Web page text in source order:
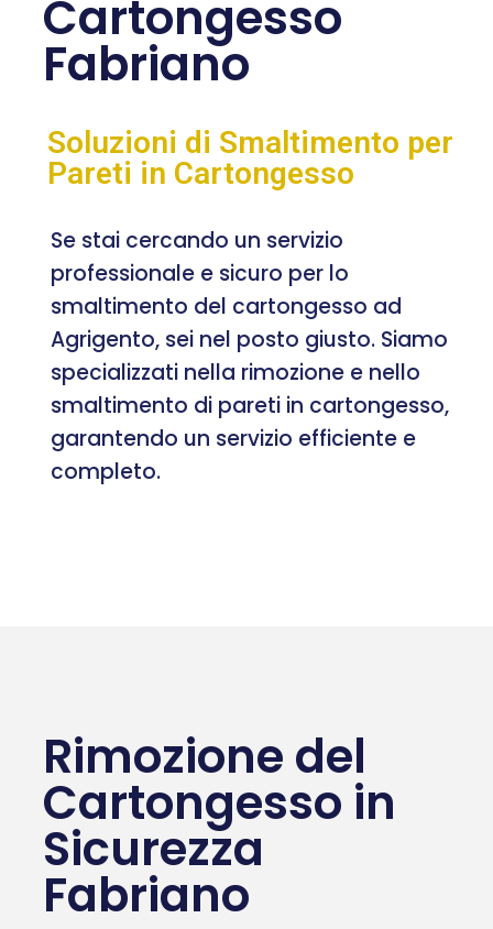
Cartongesso
Fabriano
Soluzioni di Smaltimento per
Pareti in Cartongesso
Se stai cercando un servizio
professionale e sicuro per lo
smaltimento del cartongesso ad
Agrigento, sei nel posto giusto. Siamo
specializzati nella rimozione e nello
smaltimento di pareti in cartongesso,
garantendo un servizio efficiente e
completo.
Rimozione del
Cartongesso in
Sicurezza
Fabriano